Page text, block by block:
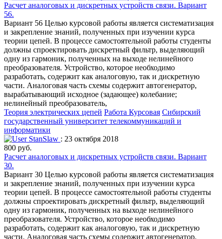
Расчет аналоговых и дискретных устройств связи. Вариант
56.
Вариант 56 Целью курсовой работы является систематизация
и закрепление знаний, полученных при изучении курса
теории цепей. В процессе самостоятельной работы студенты
должны спроектировать дискретный фильтр, выделяющий
одну из гармоник, полученных на выходе нелинейного
преобразователя. Устройство, которое необходимо
разработать, содержит как аналоговую, так и дискретную
части. Аналоговая часть схемы содержит автогенератор,
вырабатывающий исходное (задающее) колебание;
нелинейный преобразователь,
Теория электрических цепей Работа Курсовая Сибирский
государственный университет телекоммуникаций и
информатики
StanSlaw : 23 октября 2018
800 руб.
Расчет аналоговых и дискретных устройств связи. Вариант
30.
Вариант 30 Целью курсовой работы является систематизация
и закрепление знаний, полученных при изучении курса
теории цепей. В процессе самостоятельной работы студенты
должны спроектировать дискретный фильтр, выделяющий
одну из гармоник, полученных на выходе нелинейного
преобразователя. Устройство, которое необходимо
разработать, содержит как аналоговую, так и дискретную
части. Аналоговая часть схемы содержит автогенератор,